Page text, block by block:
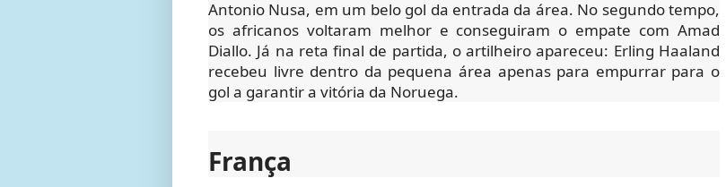
Antonio Nusa, em um belo gol da entrada da área. No segundo tempo,
os africanos voltaram melhor e conseguiram o empate com Amad
Diallo. Já na reta final de partida, o artilheiro apareceu: Erling Haaland
recebeu livre dentro da pequena área apenas para empurrar para o
gol a garantir a vitória da Noruega.
França